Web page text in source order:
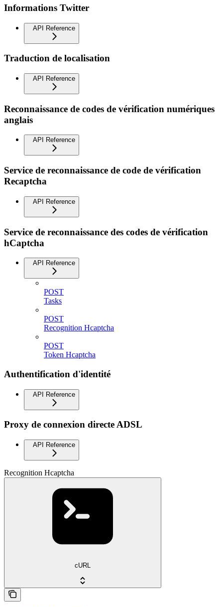
Informations Twitter
API Reference
Traduction de localisation
API Reference
Reconnaissance de codes de vérification numériques
anglais
API Reference
Service de reconnaissance de code de vérification
Recaptcha
API Reference
Service de reconnaissance des codes de vérification
hCaptcha
API Reference
POST
Tasks
POST
Recognition Hcaptcha
POST
Token Hcaptcha
Authentification d'identité
API Reference
Proxy de connexion directe ADSL
API Reference
Recognition Hcaptcha
cURL